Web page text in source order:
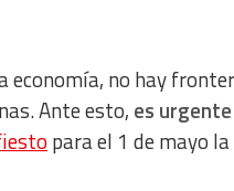
economía, no hay
Ante esto, es
para el 1 de mayo la